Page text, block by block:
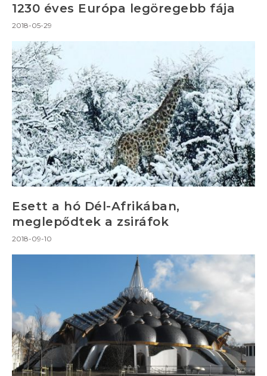
1230 éves Európa legöregebb fája
2018-05-29
Esett a hó Dél-Afrikában,
meglepődtek a zsiráfok
2018-09-10